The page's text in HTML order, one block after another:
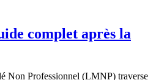
complet après la
Non Professionnel (LMNP) traverse